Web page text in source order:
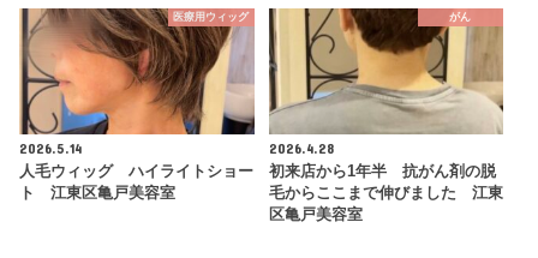
医療用ウィッグ
2026.5.14
人毛ウィッグ ハイライトショー
ト 江東区亀戸美容室
がん
2026.4.28
初来店から1年半 抗がん剤の脱
毛からここまで伸びました 江東
区亀戸美容室